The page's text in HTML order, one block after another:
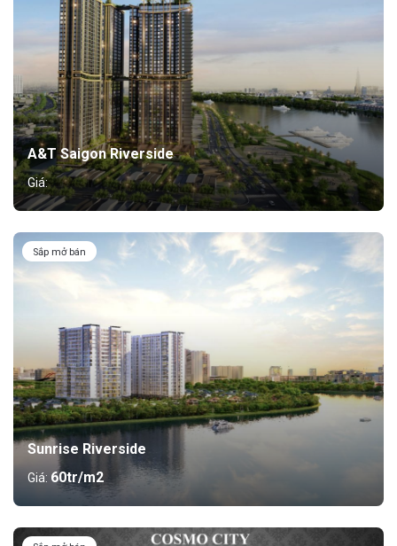
A&T Saigon Riverside
Giá:
Sắp mở bán
Sunrise Riverside
Giá: 60tr/m2